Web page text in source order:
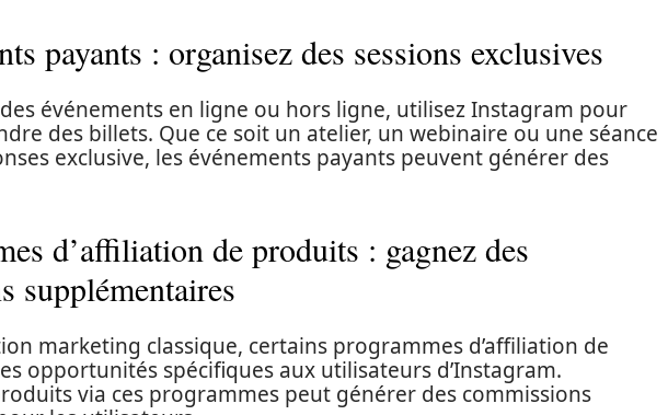
payants : organisez des sessions exclusives
événements en ligne ou hors ligne, utilisez Instagram pour
des billets. Que ce soit un atelier, un webinaire ou une séance
exclusive, les événements payants peuvent générer des
d’affiliation de produits : gagnez des
supplémentaires
marketing classique, certains programmes d’affiliation de
opportunités spécifiques aux utilisateurs d’Instagram.
via ces programmes peut générer des commissions